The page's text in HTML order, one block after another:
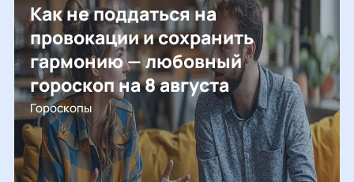
Как не поддаться на
провокации и сохранить
гармонию — любовный
гороскоп на 8 августа
Гороскопы